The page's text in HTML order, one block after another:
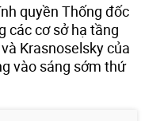
quyền Thống đốc
các cơ sở hạ tầng
Krasnoselsky của
vào sáng sớm thứ